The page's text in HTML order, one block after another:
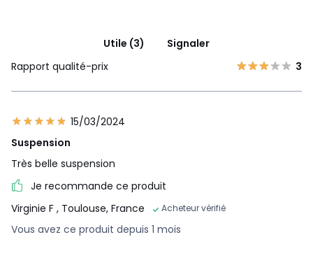
Utile (3)
Signaler
Rapport qualité-prix
3
15/03/2024
Suspension
Très belle suspension
Je recommande ce produit
Virginie F , Toulouse, France Acheteur vérifié
Vous avez ce produit depuis 1 mois